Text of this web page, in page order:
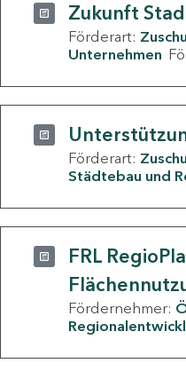
Zukunft
Förderart:
Unternehmen
Förderart:
Städtebau und
FRL
Fördernehmer: